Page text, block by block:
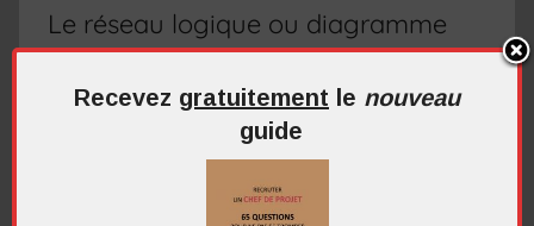
Le réseau logique ou diagramme
PERT
Le diagramme PERT, parfois connu sous
l’appellation réseau logique, est une façon de
Recevez gratuitement le nouveau
guide